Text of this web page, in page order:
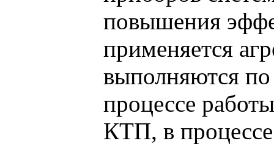
повышения
применяется
выполняются по
процессе
КТП, в